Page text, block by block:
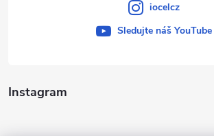
Instagram
iocelcz
Sledujte náš YouTube